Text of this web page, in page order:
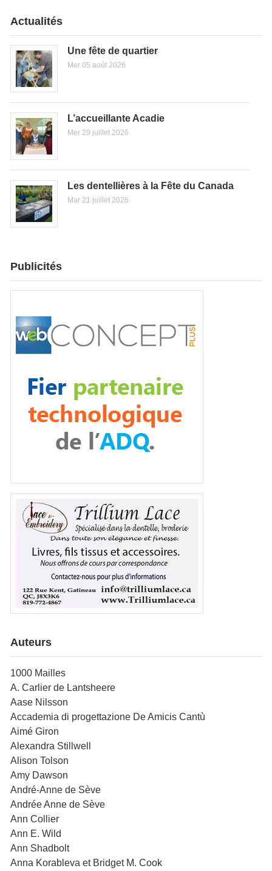
Actualités
Une fête de quartier
Mer 05 août 2026
L’accueillante Acadie
Mer 29 juillet 2026
Les dentellières à la Fête du Canada
Mar 21 juillet 2026
Publicités
Auteurs
1000 Mailles
A. Carlier de Lantsheere
Aase Nilsson
Accademia di progettazione De Amicis Cantù
Aimé Giron
Alexandra Stillwell
Alison Tolson
Amy Dawson
André-Anne de Sève
Andrée Anne de Sève
Ann Collier
Ann E. Wild
Ann Shadbolt
Anna Korableva et Bridget M. Cook